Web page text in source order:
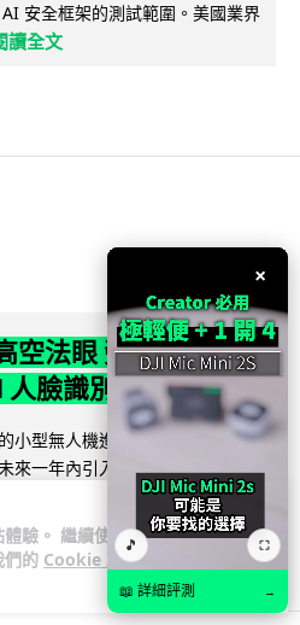
驗。 繼續使用
們的 Cookie 政
安全框架的測試範圍。美國業界
讀全文
空法眼 勞工處出動熱
人臉識別精準執法
小型無人機進行高空巡邏以打擊
來一年內引入 AI 人臉識別與行為
...
×
🎵 ⛶
📖 詳細評測 →